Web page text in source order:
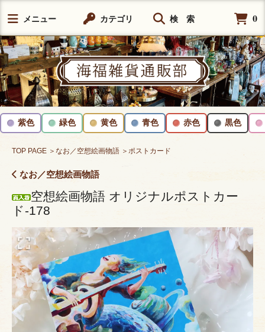
メニュー カテゴリ 検 索 0
紫色 緑色 黄色 青色 赤色 黒色
TOP PAGE ＞なお／空想絵画物語 ＞ポストカード
なお／空想絵画物語
空想絵画物語 オリジナルポストカー
ド-178